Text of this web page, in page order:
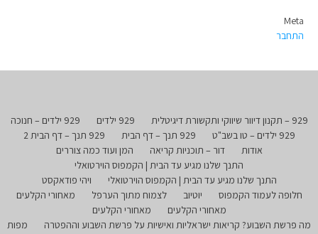
Meta
התחבר
929 – תקנון דיוור שיווקי ותקשורת דיגיטלית 929 ילדים
929 ילדים – חנוכה
929 ילדים – טו בשב"ט
929 תנך – דף הבית
929 תנך – דף הבית 2
אודות
דור – תוכניות קריאה
המן ועוד כמה צוררים
התנך שלנו מגיע עד הבית | הקמפוס הוירטואלי
התנך שלנו מגיע עד הבית | הקמפוס הוירטואלי
ויהי פודאקסט
חלופה לעמוד הקמפוס
יוטיוב לצמוח מתוך הערפל
מאחורי הקלעים
מאחורי הקלעים
מאחורי הקלעים
מה פרשת השבוע? קריאות ישראליות ואישיות על פרשת השבוע וההפטרה
מפות